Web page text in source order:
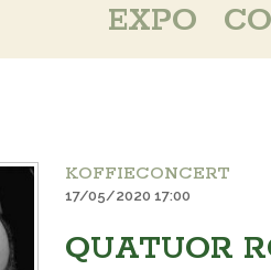
EXPO
KOFFIECONCERT
17/05/2020 17:00
QUATUOR